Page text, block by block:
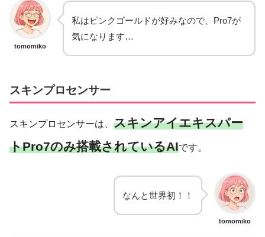
tomomiko
私はピンクゴールドが好みなので、Pro7が
気になります…
スキンプロセンサー
スキンプロセンサーは、 スキンアイエキスパー
トPro7のみ搭載されているAIです。
tomomiko
なんと世界初！！